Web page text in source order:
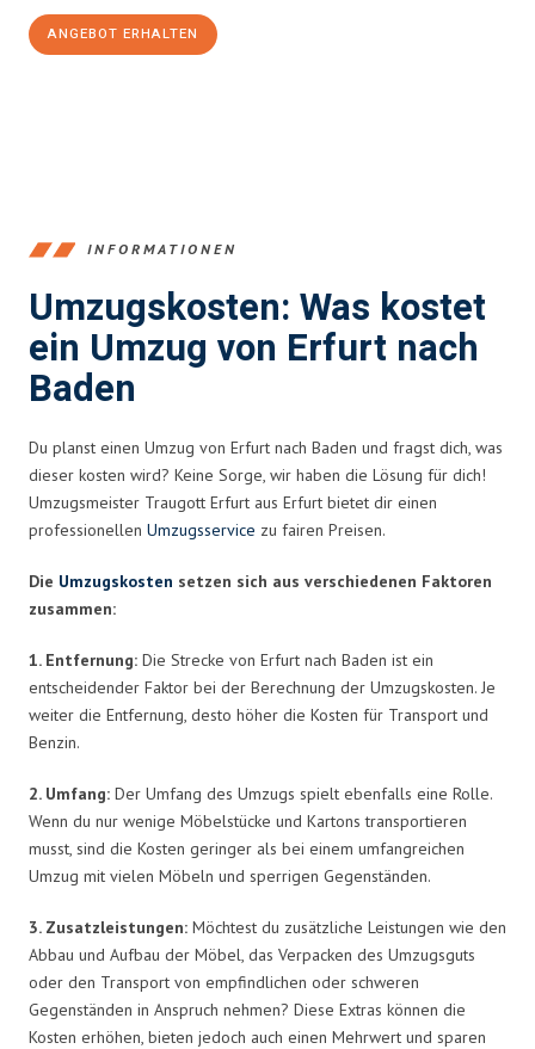
ANGEBOT ERHALTEN
INFORMATIONEN
Umzugskosten: Was kostet
ein Umzug von Erfurt nach
Baden
Du planst einen Umzug von Erfurt nach Baden und fragst dich, was
dieser kosten wird? Keine Sorge, wir haben die Lösung für dich!
Umzugsmeister Traugott Erfurt aus Erfurt bietet dir einen
professionellen Umzugsservice zu fairen Preisen.
Die Umzugskosten setzen sich aus verschiedenen Faktoren
zusammen:
1. Entfernung: Die Strecke von Erfurt nach Baden ist ein
entscheidender Faktor bei der Berechnung der Umzugskosten. Je
weiter die Entfernung, desto höher die Kosten für Transport und
Benzin.
2. Umfang: Der Umfang des Umzugs spielt ebenfalls eine Rolle.
Wenn du nur wenige Möbelstücke und Kartons transportieren
musst, sind die Kosten geringer als bei einem umfangreichen
Umzug mit vielen Möbeln und sperrigen Gegenständen.
3. Zusatzleistungen: Möchtest du zusätzliche Leistungen wie den
Abbau und Aufbau der Möbel, das Verpacken des Umzugsguts
oder den Transport von empfindlichen oder schweren
Gegenständen in Anspruch nehmen? Diese Extras können die
Kosten erhöhen, bieten jedoch auch einen Mehrwert und sparen